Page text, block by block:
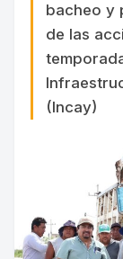
bacheo y
de las
(Incay)